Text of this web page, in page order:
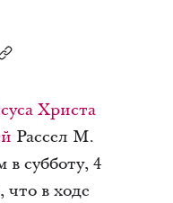
Христа
Рассел М.
субботу, 4
что в ходе